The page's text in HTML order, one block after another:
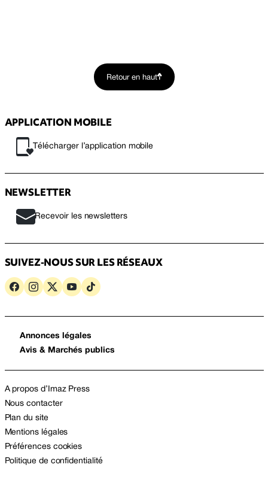
Retour en haut
APPLICATION MOBILE
Télécharger l’application mobile
NEWSLETTER
Recevoir les newsletters
SUIVEZ-NOUS SUR LES RÉSEAUX
Annonces légales
Avis & Marchés publics
A propos d’Imaz Press
Nous contacter
Plan du site
Mentions légales
Préférences cookies
Politique de confidentialité